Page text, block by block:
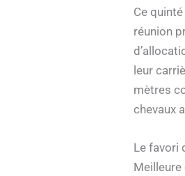
Ce
réunion
leur
mètres
chevaux
Le favori
Meilleure